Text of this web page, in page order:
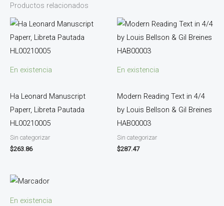
Productos relacionados
En existencia
Ha Leonard Manuscript
Paperr, Libreta Pautada
HL00210005
Sin categorizar
$263.86
En existencia
Modern Reading Text in 4/4
by Louis Bellson & Gil Breines
HAB00003
Sin categorizar
$287.47
En existencia